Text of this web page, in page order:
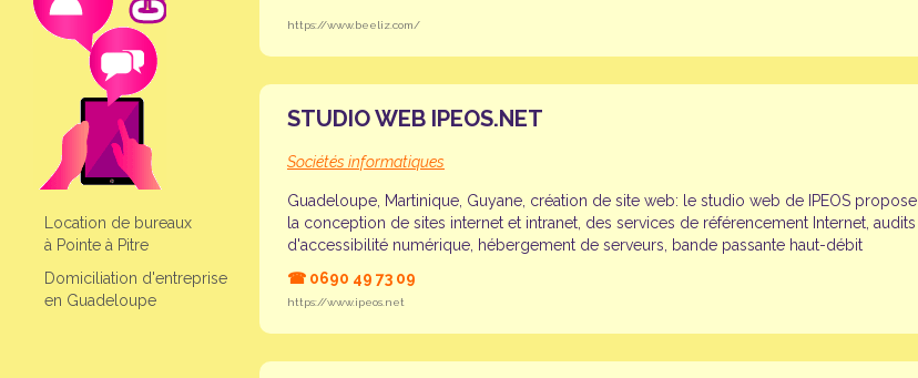
Location de bureaux
à Pointe à Pitre
Domiciliation d'entreprise
en Guadeloupe
https://www.beeliz.com/
STUDIO WEB IPEOS.NET
Sociétés informatiques
Guadeloupe, Martinique, Guyane, création de site web: le studio web de IPEOS propose
la conception de sites internet et intranet, des services de référencement Internet, audits
d'accessibilité numérique, hébergement de serveurs, bande passante haut-débit
☎ 0690 49 73 09
https://www.ipeos.net